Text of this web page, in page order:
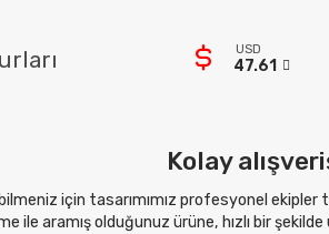
USD
47.61
Kolay
için tasarımımız profesyonel
ile aramış olduğunuz ürüne, hızlı bir